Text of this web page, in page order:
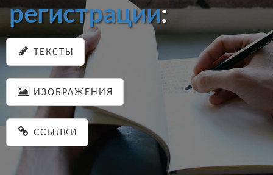
регистрации:
ТЕКСТЫ
ИЗОБРАЖЕНИЯ
ССЫЛКИ